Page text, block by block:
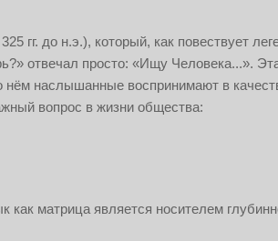
гг. до н.э.), который, как повествует
отвечал просто: «Ищу Человека...».
нём наслышанные воспринимают в
вопрос в жизни общества:
как матрица является носителем